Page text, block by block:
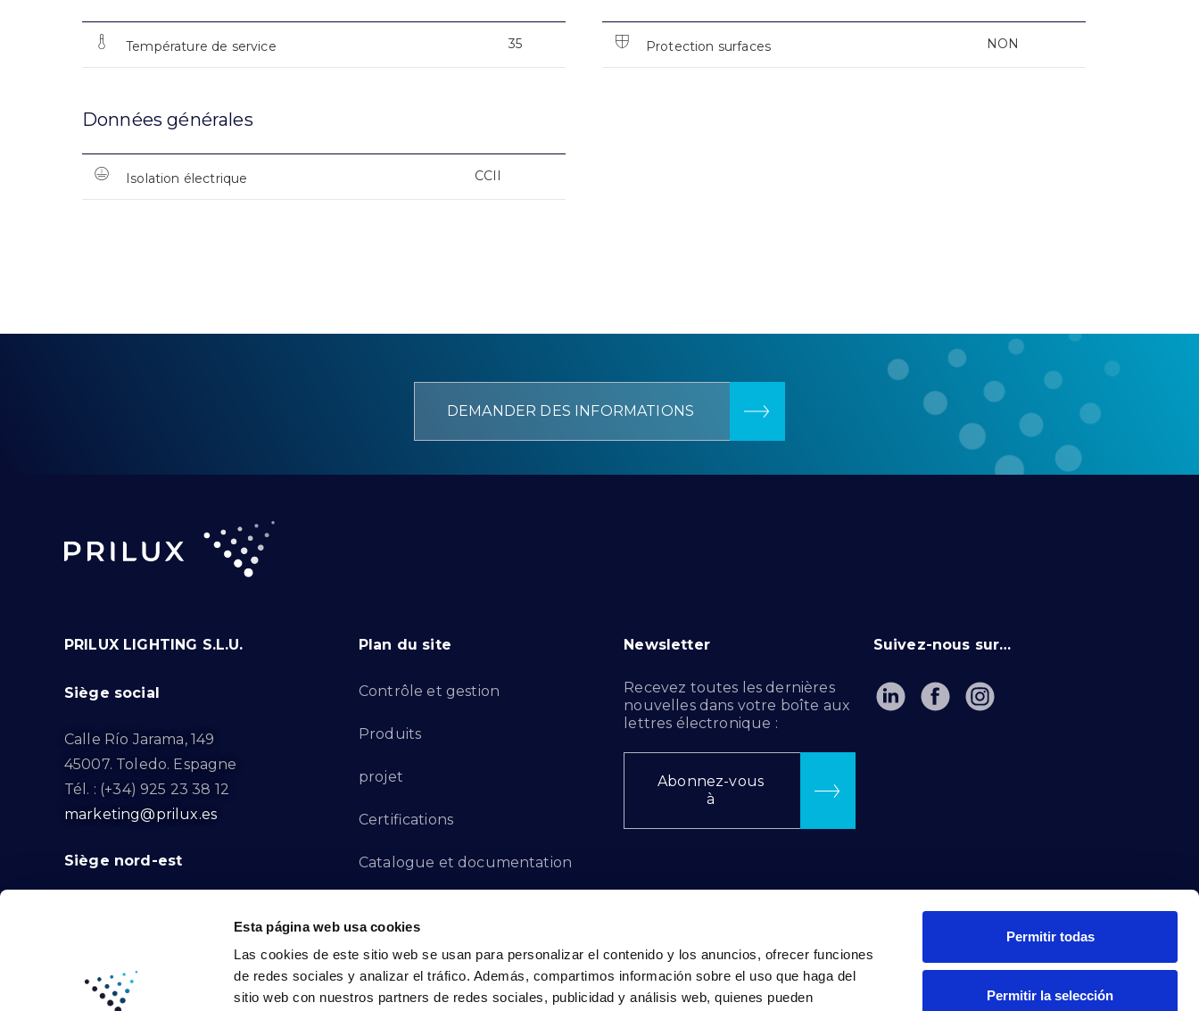
Esta página web usa cookies
Las cookies de este sitio web se usan para personalizar el contenido y los anuncios, ofrecer funciones
de redes sociales y analizar el tráfico. Además, compartimos información sobre el uso que haga del
sitio web con nuestros partners de redes sociales, publicidad y análisis web, quienes pueden
Permitir todas
Permitir la selección
Température de service 35 Protection surfaces NON
Données générales
Isolation électrique CCII
DEMANDER DES INFORMATIONS
PRILUX LIGHTING S.L.U.
Siège social
Calle Río Jarama, 149
45007. Toledo. Espagne
Tél. : (+34) 925 23 38 12
marketing@prilux.es
Siège nord-est
08791. Sant Llorenç d’Hortons.
Tél. : (+34) 93 719 23 29
marketing@prilux.es
Plan du site
Contrôle et gestion
Produits
projet
Certifications
Catalogue et documentation
Canal des plaintes
Contacto - FR
Newsletter
Recevez toutes les dernières
nouvelles dans votre boîte aux
lettres électronique :
Abonnez-vous
à
Suivez-nous sur…